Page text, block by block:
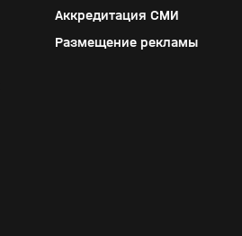
Аккредитация СМИ
Размещение рекламы